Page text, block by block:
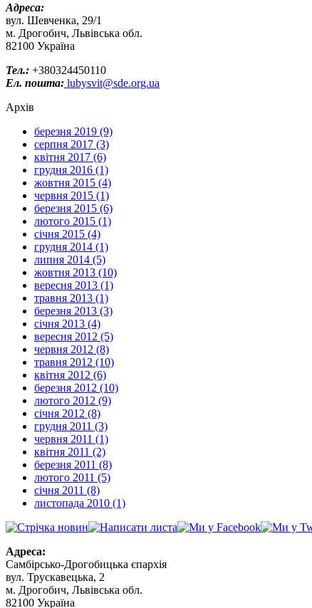
Адреса:
вул. Шевченка, 29/1
м. Дрогобич, Львівська обл.
82100 Україна
Тел.: +380324450110
Ел. пошта: lubysvit@sde.org.ua
Архів
березня 2019 (9)
серпня 2017 (3)
квітня 2017 (6)
грудня 2016 (1)
жовтня 2015 (4)
червня 2015 (1)
березня 2015 (6)
лютого 2015 (1)
січня 2015 (4)
грудня 2014 (1)
липня 2014 (5)
жовтня 2013 (10)
вересня 2013 (1)
травня 2013 (1)
березня 2013 (3)
січня 2013 (4)
вересня 2012 (5)
червня 2012 (8)
травня 2012 (10)
квітня 2012 (6)
березня 2012 (10)
лютого 2012 (9)
січня 2012 (8)
грудня 2011 (3)
червня 2011 (1)
квітня 2011 (2)
березня 2011 (8)
лютого 2011 (5)
січня 2011 (8)
листопада 2010 (1)
Адреса:
Самбірсько-Дрогобицька єпархія
вул. Трускавецька, 2
м. Дрогобич, Львівська обл.
82100 Україна